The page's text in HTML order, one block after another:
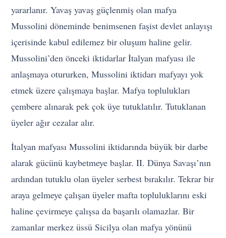
yararlanır. Yavaş yavaş güçlenmiş olan mafya
Mussolini döneminde benimsenen faşist devlet anlayışı
içerisinde kabul edilemez bir oluşum haline gelir.
Mussolini’den önceki iktidarlar İtalyan mafyası ile
anlaşmaya otururken, Mussolini iktidarı mafyayı yok
etmek üzere çalışmaya başlar. Mafya toplulukları
çembere alınarak pek çok üye tutuklatılır. Tutuklanan
üyeler ağır cezalar alır.
İtalyan mafyası Mussolini iktidarında büyük bir darbe
alarak gücünü kaybetmeye başlar. II. Dünya Savaşı’nın
ardından tutuklu olan üyeler serbest bırakılır. Tekrar bir
araya gelmeye çalışan üyeler mafta topluluklarını eski
haline çevirmeye çalışsa da başarılı olamazlar. Bir
zamanlar merkez üssü Sicilya olan mafya yönünü